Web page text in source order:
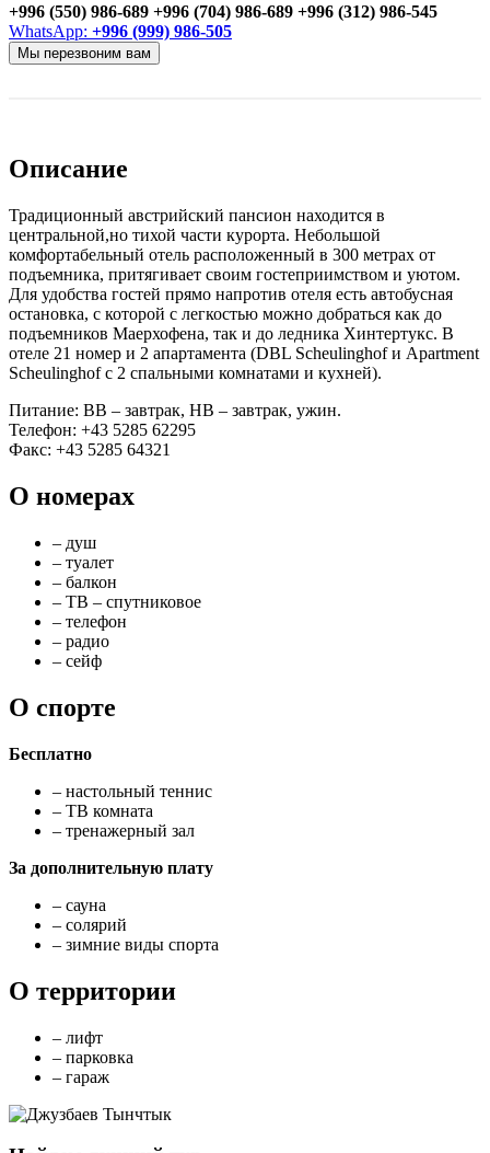
+996 (550) 986-689 +996 (704) 986-689 +996 (312) 986-545
WhatsApp: +996 (999) 986-505
Мы перезвоним вам
Описание
Традиционный австрийский пансион находится в
центральной,но тихой части курорта. Небольшой
комфортабельный отель расположенный в 300 метрах от
подъемника, притягивает своим гостеприимством и уютом.
Для удобства гостей прямо напротив отеля есть автобусная
остановка, с которой с легкостью можно добраться как до
подъемников Маерхофена, так и до ледника Хинтертукс. В
отеле 21 номер и 2 апартамента (DBL Scheulinghof и Apartment
Scheulinghof с 2 спальными комнатами и кухней).
Питание: BB – завтрак, HB – завтрак, ужин.
Телефон: +43 5285 62295
Факс: +43 5285 64321
О номерах
– душ
– туалет
– балкон
– ТВ – спутниковое
– телефон
– радио
– сейф
О спорте
Бесплатно
– настольный теннис
– ТВ комната
– тренажерный зал
За дополнительную плату
– сауна
– солярий
– зимние виды спорта
О территории
– лифт
– парковка
– гараж